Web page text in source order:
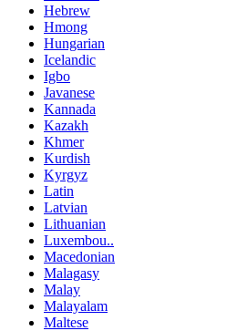
Hebrew
Hmong
Hungarian
Icelandic
Igbo
Javanese
Kannada
Kazakh
Khmer
Kurdish
Kyrgyz
Latin
Latvian
Lithuanian
Luxembou..
Macedonian
Malagasy
Malay
Malayalam
Maltese